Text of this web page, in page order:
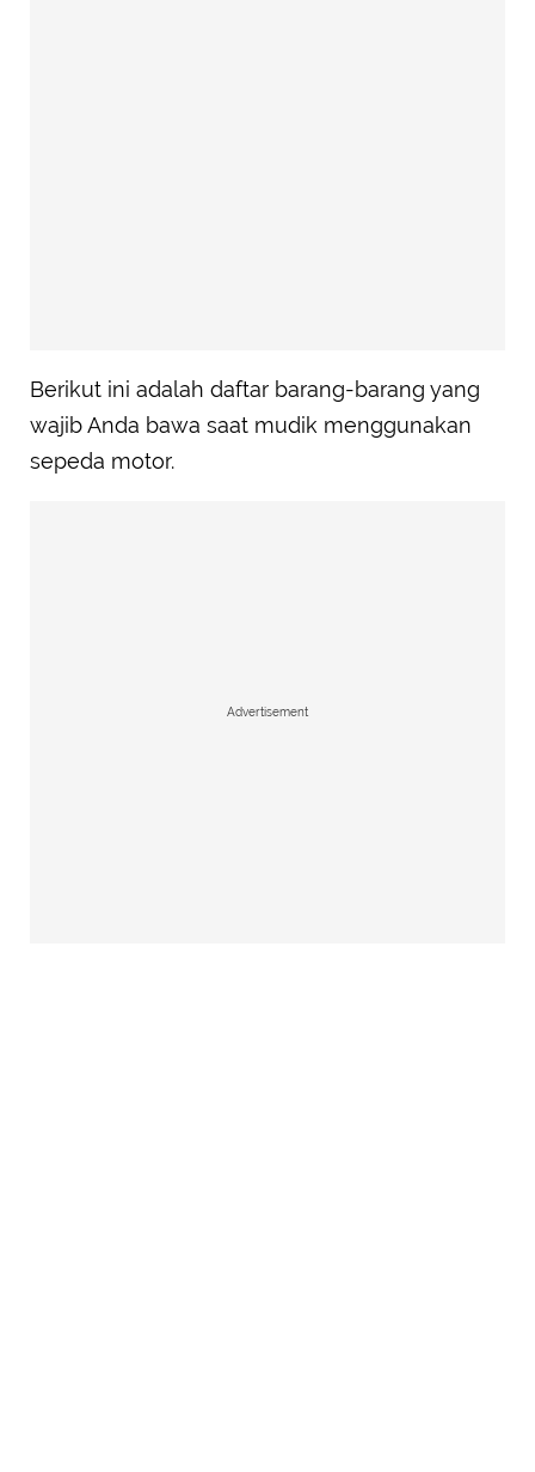
Berikut ini adalah daftar barang-barang yang
wajib Anda bawa saat mudik menggunakan
sepeda motor.
Advertisement